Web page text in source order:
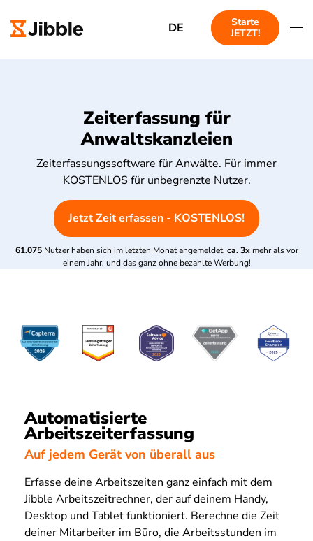
DE
Starte
JETZT!
Zeiterfassung für
Anwaltskanzleien
Zeiterfassungssoftware für Anwälte. Für immer
KOSTENLOS für unbegrenzte Nutzer.
Jetzt Zeit erfassen - KOSTENLOS!
61.075 Nutzer haben sich im letzten Monat angemeldet, ca. 3x mehr als vor
einem Jahr, und das ganz ohne bezahlte Werbung!
Automatisierte
Arbeitszeiterfassung
Auf jedem Gerät von überall aus
Erfasse deine Arbeitszeiten ganz einfach mit dem
Jibble Arbeitszeitrechner, der auf deinem Handy,
Desktop und Tablet funktioniert. Berechne die Zeit
deiner Mitarbeiter im Büro, die Arbeitsstunden im